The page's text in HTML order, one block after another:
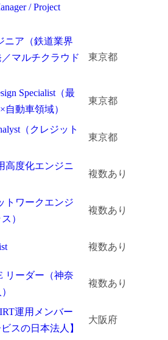
/ Project
ニア（鉄道業界
マルチクラウド
東京都
Specialist（最
動車領域）
東京都
（クレジット
東京都
高度化エンジニ
複数あり
トワークエンジ
）
複数あり
複数あり
リーダー（神奈
複数あり
運用メンバー
スの日本法人】
大阪府